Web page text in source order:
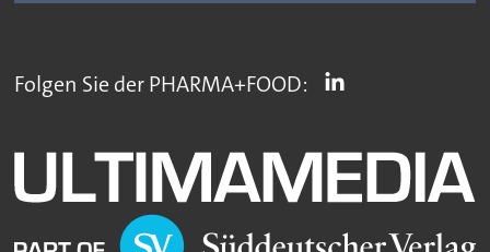
Folgen Sie der PHARMA+FOOD: